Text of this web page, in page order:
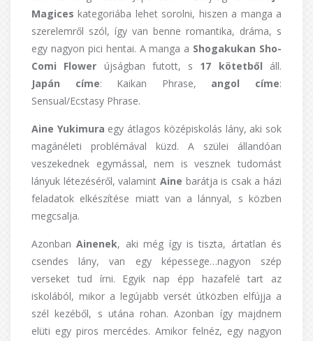
Magices kategoriába lehet sorolni, hiszen a manga a
szerelemről szól, így van benne romantika, dráma, s
egy nagyon pici hentai. A manga a Shogakukan Sho-
Comi Flower újságban futott, s 17 kötetből áll.
Japán
címe: Kaikan Phrase, angol címe:
Sensual/Ecstasy Phrase.
Aine Yukimura egy átlagos középiskolás lány, aki sok
magánéleti problémával küzd. A szülei állandóan
veszekednek egymással, nem is vesznek tudomást
lányuk létezéséről, valamint Aine barátja is csak a házi
feladatok elkészítése miatt van a lánnyal, s közben
megcsalja.
AzonbanAinenek, aki még így is tiszta, ártatlan és
csendes lány, van egy képessege…nagyon szép
verseket tud írni. Egyik nap épp hazafelé tart az
iskolából, mikor a legújabb versét útközben elfújja a
szél kezéből, s utána rohan. Azonban így majdnem
elüti egy piros mercédes. Amikor felnéz, egy nagyon